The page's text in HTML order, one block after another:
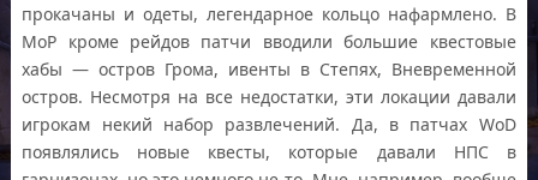
прокачаны и одеты, легендарное кольцо нафармлено. В
МоР кроме рейдов патчи вводили большие квестовые
хабы — остров Грома, ивенты в Степях, Вневременной
остров. Несмотря на все недостатки, эти локации давали
игрокам некий набор развлечений. Да, в патчах WoD
появлялись новые квесты, которые давали НПС в